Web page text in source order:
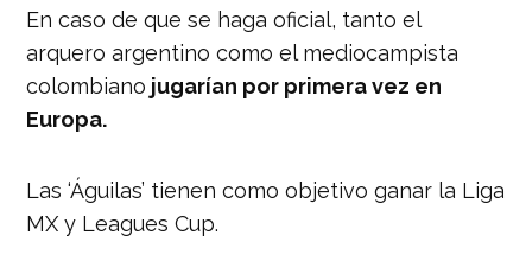
En caso de que se haga oficial, tanto el
arquero argentino como el mediocampista
colombiano jugarían por primera vez en
Europa.
Las ‘Águilas’ tienen como objetivo ganar la Liga
MX y Leagues Cup.